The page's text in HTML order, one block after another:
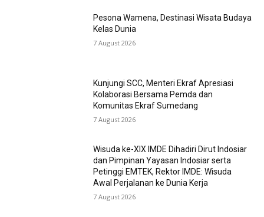
Pesona Wamena, Destinasi Wisata Budaya
Kelas Dunia
7 August 2026
Kunjungi SCC, Menteri Ekraf Apresiasi
Kolaborasi Bersama Pemda dan
Komunitas Ekraf Sumedang
7 August 2026
Wisuda ke-XIX IMDE Dihadiri Dirut Indosiar
dan Pimpinan Yayasan Indosiar serta
Petinggi EMTEK, Rektor IMDE: Wisuda
Awal Perjalanan ke Dunia Kerja
7 August 2026